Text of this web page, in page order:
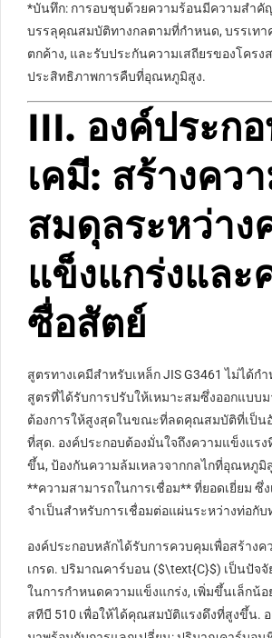
*บันทึก: การอบชุบด้วยความร้อนมีความสำคั
บรรลุคุณสมบัติทางกลตามที่กำหนด, บรรเทา
ตกค้าง, และรับประกันความเสถียรของโครง
ประสิทธิภาพการคืบที่อุณหภูมิสูง.
III. องค์ประก
เคมี: สร้างคว
สมดุลระหว่าง
แข็งแกร่งและ
ซื่อสัตย์
สูตรทางเคมีสำหรับเหล็ก JIS G3461 ไม่ได้ก
สูตรที่ได้รับการปรับให้เหมาะสมซึ่งออกแบบ
ต้องการให้สูงสุดในขณะที่ลดคุณสมบัติที่เป็น
ที่สุด. องค์ประกอบต้องมั่นใจถึงความแข็งแร
ขึ้น, ป้องกันความล้มเหลวจากกลไกที่อุณหภูมิ
**ความสามารถในการเชื่อม** ที่ยอดเยี่ยม
จำเป็นสำหรับการเชื่อมต่อแผ่นระหว่างท่อกับ
องค์ประกอบหลักได้รับการควบคุมเพื่อสร้างค
เกรด. ปริมาณคาร์บอน ($\text{C}$) เป็นปัจ
ในการกำหนดความแข็งแกร่ง, เพิ่มขึ้นเล็กน้อย
สทีบี 510 เพื่อให้ได้คุณสมบัติแรงดึงที่สูงขึ้น.